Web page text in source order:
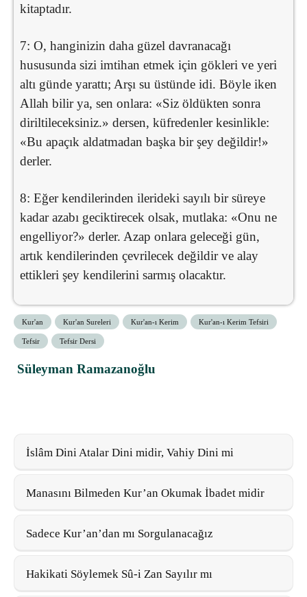
kitaptadır.
7: O, hanginizin daha güzel davranacağı
hususunda sizi imtihan etmek için gökleri ve yeri
altı günde yarattı; Arşı su üstünde idi. Böyle iken
Allah bilir ya, sen onlara: «Siz öldükten sonra
diriltileceksiniz.» dersen, küfredenler kesinlikle:
«Bu apaçık aldatmadan başka bir şey değildir!»
derler.
8: Eğer kendilerinden ilerideki sayılı bir süreye
kadar azabı geciktirecek olsak, mutlaka: «Onu ne
engelliyor?» derler. Azap onlara geleceği gün,
artık kendilerinden çevrilecek değildir ve alay
ettikleri şey kendilerini sarmış olacaktır.
Kur'an Kur'an Sureleri Kur'an-ı Kerim Kur'an-ı Kerim Tefsiri
Tefsir Tefsir Dersi
Süleyman Ramazanoğlu
İslâm Dini Atalar Dini midir, Vahiy Dini mi
Manasını Bilmeden Kur’an Okumak İbadet midir
Sadece Kur’an’dan mı Sorgulanacağız
Hakikati Söylemek Sû-i Zan Sayılır mı